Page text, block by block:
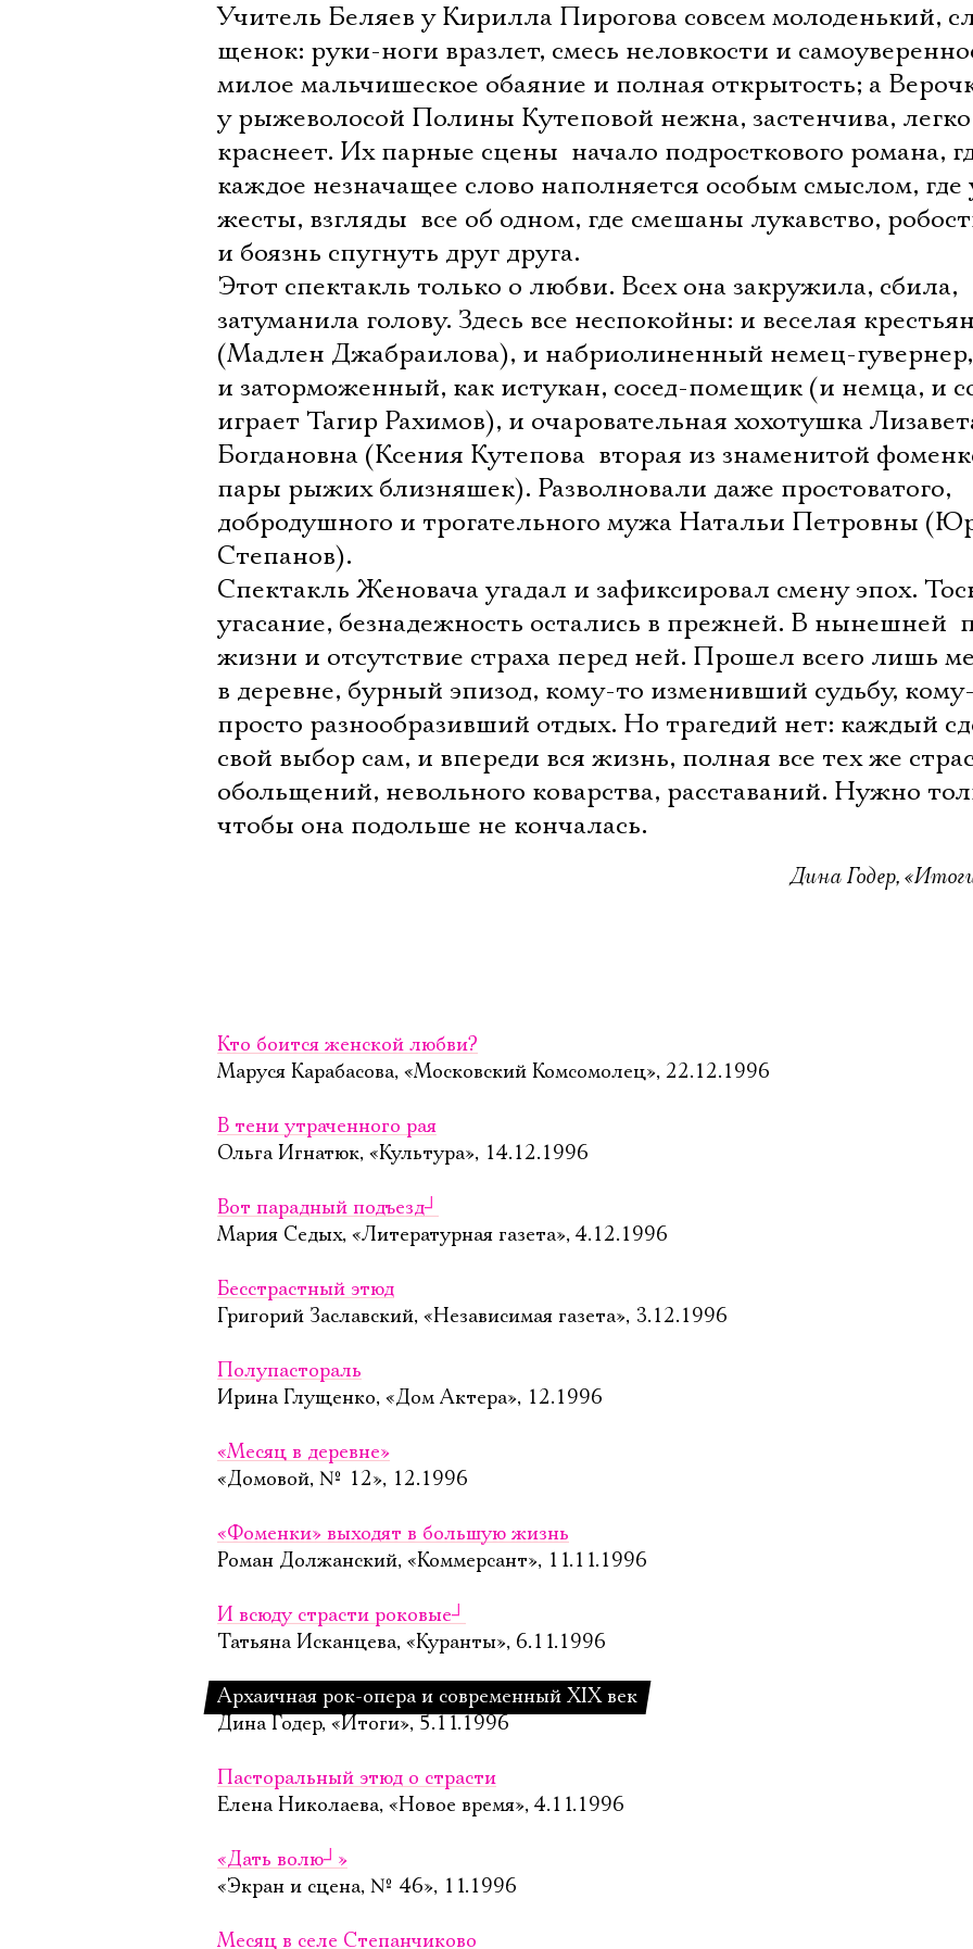
Учитель Беляев у Кирилла Пирогова совсем молоденький,
щенок: руки-ноги вразлет, смесь неловкости и
милое мальчишеское обаяние и полная открытость; а
у рыжеволосой Полины Кутеповой нежна, застенчива, легко
краснеет. Их парные сцены  начало подросткового романа,
каждое незначащее слово наполняется особым смыслом,
жесты, взгляды  все об одном, где смешаны лукавство,
и боязнь спугнуть друг друга.
Этот спектакль только о любви. Всех она закружила, сбила,
затуманила голову. Здесь все неспокойны: и веселая
(Мадлен Джабраилова), и набриолиненный немец-гувернер,
и заторможенный, как истукан, сосед-помещик (и немца, и
играет Тагир Рахимов), и очаровательная хохотушка
Богдановна (Ксения Кутепова  вторая из знаменитой
пары рыжих близняшек). Разволновали даже простоватого,
добродушного и трогательного мужа Натальи Петровны
Степанов).
Спектакль Женовача угадал и зафиксировал смену эпох.
угасание, безнадежность остались в прежней. В нынешней 
жизни и отсутствие страха перед ней. Прошел всего лишь
в деревне, бурный эпизод, кому-то изменивший судьбу,
просто разнообразивший отдых. Но трагедий нет: каждый
свой выбор сам, и впереди вся жизнь, полная все тех же
обольщений, невольного коварства, расставаний. Нужно
чтобы она подольше не кончалась.
Дина Годер,
Кто боится женской любви?
Маруся Карабасова, «Московский Комсомолец», 22.12.1996
В тени утраченного рая
Ольга Игнатюк, «Культура», 14.12.1996
Вот парадный подъезд┘
Мария Седых, «Литературная газета», 4.12.1996
Бесстрастный этюд
Григорий Заславский, «Независимая газета», 3.12.1996
Полупастораль
Ирина Глущенко, «Дом Актера», 12.1996
«Месяц в деревне»
«Домовой, № 12», 12.1996
«Фоменки» выходят в большую жизнь
Роман Должанский, «Коммерсант», 11.11.1996
И всюду страсти роковые┘
Татьяна Исканцева, «Куранты», 6.11.1996
Архаичная рок-опера и современный XIX век
Дина Годер, «Итоги», 5.11.1996
Пасторальный этюд о страсти
Елена Николаева, «Новое время», 4.11.1996
«Дать волю┘ »
«Экран и сцена, № 46», 11.1996
Месяц в селе Степанчиково
Имя
Ознакомиться